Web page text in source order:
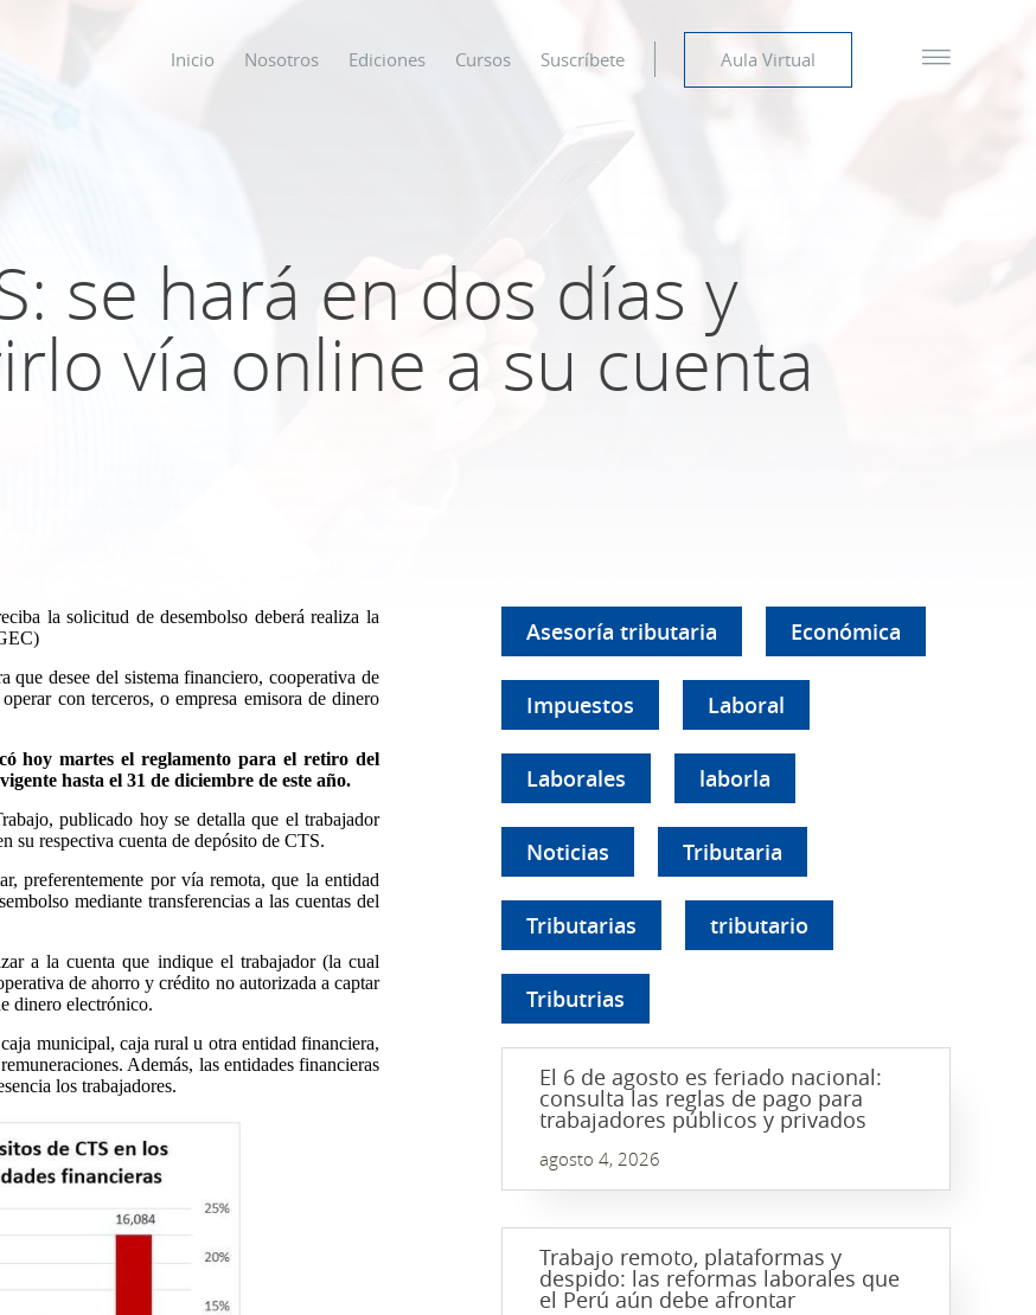
Inicio Nosotros Ediciones Cursos Suscríbete Aula Virtual
se hará en dos días y
vía online a su cuenta
la solicitud de desembolso deberá realiza la
desee del sistema financiero, cooperativa de
con terceros, o empresa emisora de dinero
hoy martes el reglamento para el retiro del
hasta el 31 de diciembre de este año.
publicado hoy se detalla que el trabajador
su respectiva cuenta de depósito de CTS.
preferentemente por vía remota, que la entidad
mediante transferencias a las cuentas del
a la cuenta que indique el trabajador (la cual
de ahorro y crédito no autorizada a captar
dinero electrónico.
municipal, caja rural u otra entidad financiera,
Además, las entidades financieras
los trabajadores.
Asesoría tributaria Económica
Impuestos Laboral
Laborales laborla
Noticias Tributaria
Tributarias tributario
Tributrias
El 6 de agosto es feriado nacional:
consulta las reglas de pago para
trabajadores públicos y privados
agosto 4, 2026
Trabajo remoto, plataformas y
despido: las reformas laborales que
el Perú aún debe afrontar